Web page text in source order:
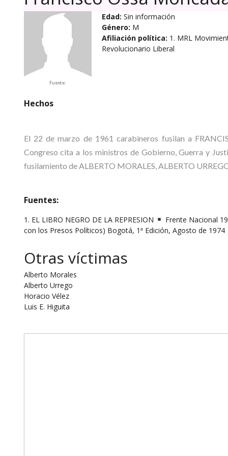
Fuente:
Edad: Sin información
Género: M
Afiliación política: 1. MRL
Revolucionario Liberal
Hechos
El 22 de marzo de 1961 carabineros fusilan a
Congreso cita a los ministros de Gobierno, Guerra y
fusilamiento de ALBERTO MORALES, ALBERTO
Fuentes:
1. EL LIBRO NEGRO DE LA REPRESION
Frente Nacional
con los Presos Políticos) Bogotá, 1ª Edición, Agosto de 1974
Otras víctimas
Alberto Morales
Alberto Urrego
Horacio Vélez
Luis E. Higuita